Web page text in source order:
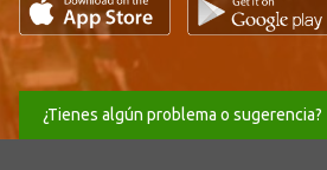
¿Tienes algún problema o sugerencia?